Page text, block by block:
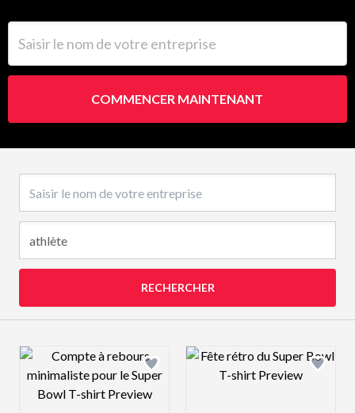
COMMENCER MAINTENANT
RECHERCHER
Design preview image Design preview